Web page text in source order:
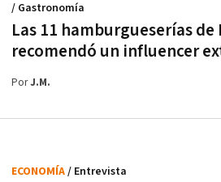
Las 11 hamburgueserías de
recomendó un influencer
/ Gastronomía
PorJ.M.
ECONOMÍA/ Entrevista